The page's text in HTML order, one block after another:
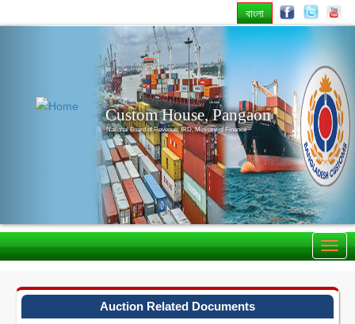
বাংলা
Custom House, Pangaon
National Board of Revenue, IRD, Ministry of Finance
Auction Related Documents